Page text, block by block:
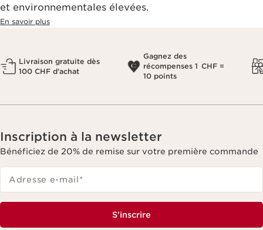
et environnementales élevées.
En savoir plus
Livraison gratuite dès
100 CHF d’achat
Gagnez des
récompenses 1 CHF =
10 points
Inscription à la newsletter
Bénéficiez de 20% de remise sur votre première commande
Adresse e-mail*
S'inscrire